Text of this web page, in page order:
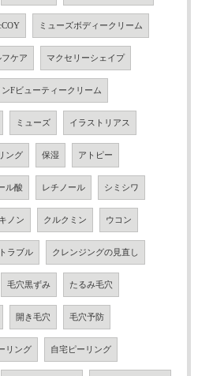
ミューズボディークリーム
フケア マクセリーシェイプ
ンFビューティークリーム
ミューズ イラストリアス
ング 保湿 アトピー
ル酸 レチノール シミシワ
ノン クルクミン ウコン
ラブル クレンジングの見直し
毛穴黒ずみ たるみ毛穴
開き毛穴 毛穴予防
リング 自宅ピーリング